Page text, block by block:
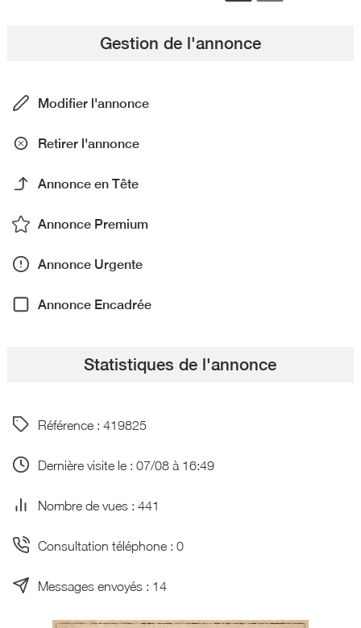
Gestion de l'annonce
Modifier l'annonce
Retirer l'annonce
Annonce en Tête
Annonce Premium
Annonce Urgente
Annonce Encadrée
Statistiques de l'annonce
Référence : 419825
Dernière visite le : 07/08 à 16:49
Nombre de vues : 441
Consultation téléphone : 0
Messages envoyés : 14